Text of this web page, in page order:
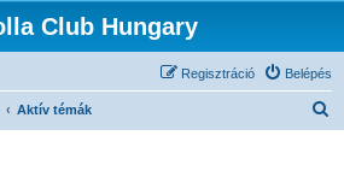
Club Hungary
Belépés
Regisztráció
Aktív témák